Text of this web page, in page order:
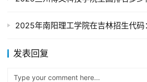
2025年南阳理工学院在吉林招生代码
发表回复